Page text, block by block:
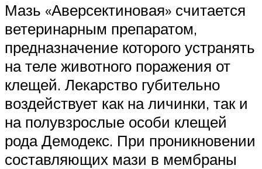
Мазь «Аверсектиновая» считается
ветеринарным препаратом,
предназначение которого устранять
на теле животного поражения от
клещей. Лекарство губительно
воздействует как на личинки, так и
на полувзрослые особи клещей
рода Демодекс. При проникновении
составляющих мази в мембраны